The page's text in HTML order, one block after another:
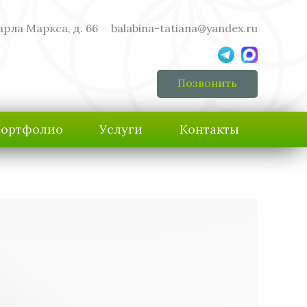
Маркса, д. 66 balabina-tatiana@yandex.ru
Позвонить
Услуги Контакты